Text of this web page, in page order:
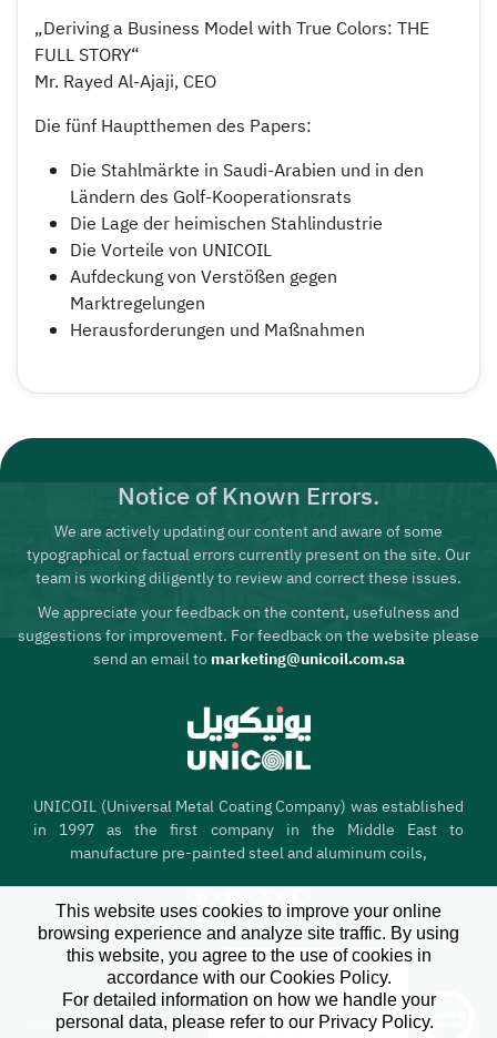
„Deriving a Business Model with True Colors: THE
FULL STORY“
Mr. Rayed Al-Ajaji, CEO
Die fünf Hauptthemen des Papers:
Die Stahlmärkte in Saudi-Arabien und in den
Ländern des Golf-Kooperationsrats
Die Lage der heimischen Stahlindustrie
Die Vorteile von UNICOIL
Aufdeckung von Verstößen gegen
Marktregelungen
Herausforderungen und Maßnahmen
Notice of Known Errors.
We are actively updating our content and aware of some
typographical or factual errors currently present on the site. Our
team is working diligently to review and correct these issues.
We appreciate your feedback on the content, usefulness and
suggestions for improvement. For feedback on the website please
send an email tomarketing@unicoil.com.sa
UNICOIL (Universal Metal Coating Company) was established
in 1997 as the first company in the Middle East to
manufacture pre-painted steel and aluminum coils,
Heim
Wer sind wir
This website uses cookies to improve your online
browsing experience and analyze site traffic. By using
this website, you agree to the use of cookies in
accordance with our Cookies Policy.
For detailed information on how we handle your
personal data, please refer to our Privacy Policy.
Hi there, I'm your
dedicated service
assistant. How can I
X